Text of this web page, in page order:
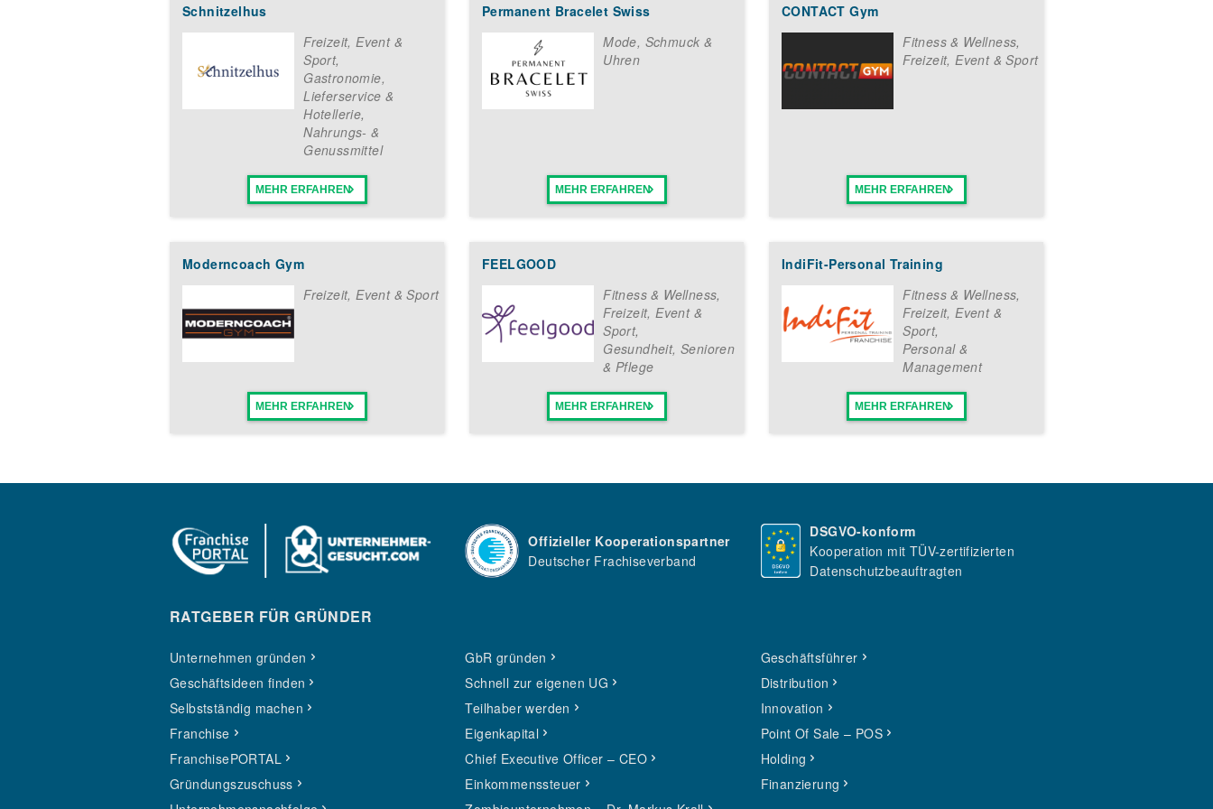
Streetwear Trends und lokaler Handel liegen dir am Herzen? Du hast ein Gespür für Mode und bist motiviert, deiner anspruchsvollen
Kundschaft vor Ort die heißesten Neuigkeiten aus der Fashionwelt zu präsentieren? Du willst dich als Unternehmer*in selbstständig
machen und deine eigene Filiale zum Erfolg führen? Dann komm zu DONDEAD! Um mehr über das Franchise-System zu erfahren, fülle
einfach das unverbindliche Kontaktformular auf dieser Seite aus. Im Anschluss erhältst du dein kostenloses Informationspaket mit
weiteren ausführlichen Angaben zu deiner Partnerschaft mit DONDEAD. Alles schnell und unkompliziert per E-Mail.
Schnitzelhus
Freizeit, Event &
Sport,
Gastronomie,
Lieferservice &
Hotellerie,
Nahrungs- &
Genussmittel
MEHR ERFAHREN
Permanent Bracelet Swiss
Mode, Schmuck &
Uhren
MEHR ERFAHREN
CONTACT Gym
Fitness & Wellness,
Freizeit, Event & Sport
MEHR ERFAHREN
Moderncoach Gym
Freizeit, Event & Sport
MEHR ERFAHREN
FEELGOOD
Fitness & Wellness,
Freizeit, Event &
Sport,
Gesundheit, Senioren
& Pflege
MEHR ERFAHREN
IndiFit-Personal Training
Fitness & Wellness,
Freizeit, Event &
Sport,
Personal &
Management
MEHR ERFAHREN
Offizieller Kooperationspartner
Deutscher Frachiseverband
DSGVO-konform
Kooperation mit TÜV-zertifizierten
Datenschutzbeauftragten
RATGEBER FÜR GRÜNDER
Unternehmen gründen
Geschäftsideen finden
Selbstständig machen
Franchise
FranchisePORTAL
Gründungszuschuss
GbR gründen
Schnell zur eigenen UG
Teilhaber werden
Eigenkapital
Chief Executive Officer – CEO
Einkommenssteuer
Geschäftsführer
Distribution
Innovation
Point Of Sale – POS
Holding
Finanzierung